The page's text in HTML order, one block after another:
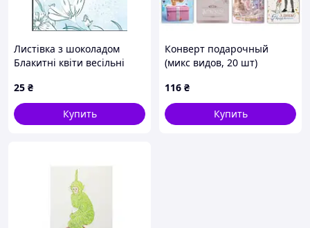
Листівка з шоколадом
Блакитні квіти весільні
25 ₴
Купить
Конверт подарочный
(микс видов, 20 шт)
116 ₴
Купить